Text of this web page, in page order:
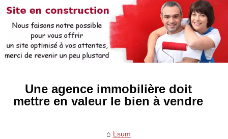
Une agence immobilière doit
mettre en valeur le bien à vendre
Lsum